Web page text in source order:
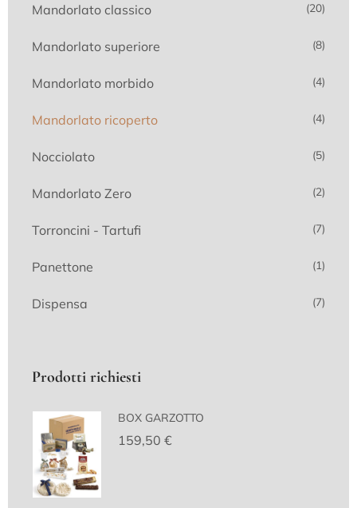
Mandorlato classico (20)
Mandorlato superiore (8)
Mandorlato morbido (4)
Mandorlato ricoperto (4)
Nocciolato (5)
Mandorlato Zero (2)
Torroncini - Tartufi (7)
Panettone (1)
Dispensa (7)
Prodotti richiesti
BOX GARZOTTO
159,50€